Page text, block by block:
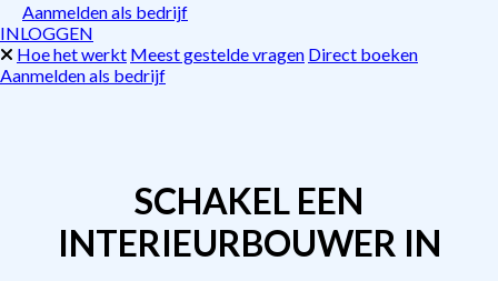
Aanmelden als bedrijf
INLOGGEN
Hoe het werkt Meest gestelde vragen Direct boeken
Aanmelden als bedrijf
SCHAKEL EEN
INTERIEURBOUWER IN